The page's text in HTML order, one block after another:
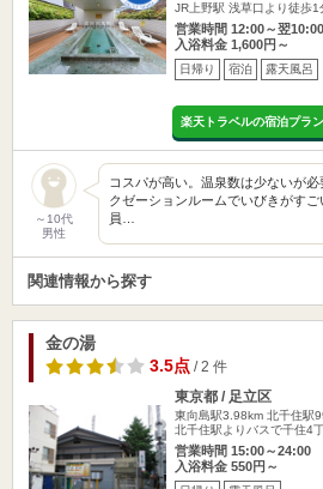
JR上野駅 浅草口より徒歩1
営業時間 12:00～翌10:00
入浴料金 1,600円～
日帰り 宿泊 露天風呂
楽天トラベルの宿泊プラ
～10代
男性
コスパが高い。温泉数は少ないが
クゼーションルームでいびきがす
員…
関連情報から探す
金の湯
3.5点/ 2 件
東京都 / 足立区
東向島駅3.98km 北千住駅
北千住駅よりバスで千住4
営業時間 15:00～24:00
入浴料金 550円～